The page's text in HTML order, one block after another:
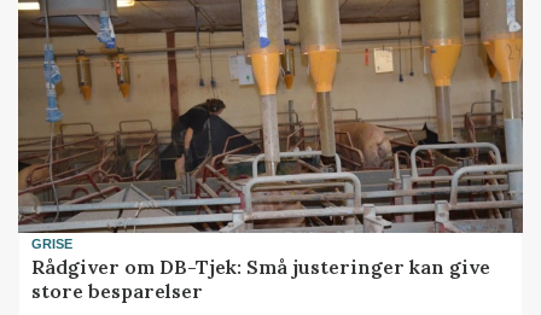
GRISE
Rådgiver om DB-Tjek: Små justeringer kan give
store besparelser